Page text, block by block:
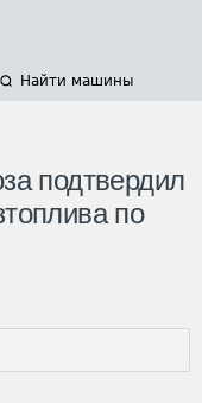
Найти машины
подтвердил
по